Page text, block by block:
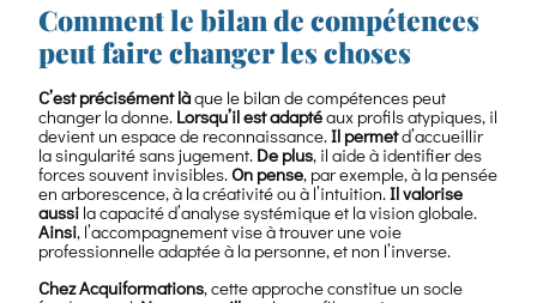
Comment le bilan de compétences
peut faire changer les choses
C’est précisément làque le bilan de compétences peut
changer la donne. Lorsqu’il est adaptéaux profils atypiques, il
devient un espace de reconnaissance.Il permetd’accueillir
la singularité sans jugement. De plus, il aide à identifier des
forces souvent invisibles.On pense, par exemple, à la pensée
en arborescence, à la créativité ou à l’intuition.Il valorise
aussi la capacité d’analyse systémique et la vision globale.
Ainsi, l’accompagnement vise à trouver une voie
professionnelle adaptée à la personne, et non l’inverse.
Chez Acquiformations, cette approche constitue un socle